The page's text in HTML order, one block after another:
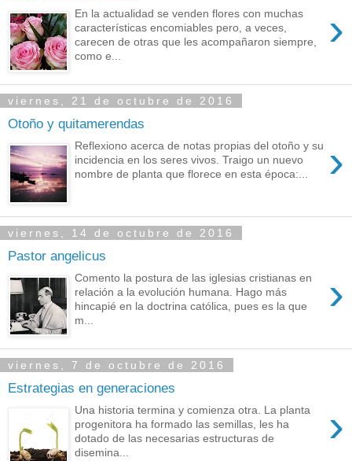
›
En la actualidad se venden flores con muchas
características encomiables pero, a veces,
carecen de otras que les acompañaron siempre,
como e...
viernes, 21 de octubre de 2016
Otoño y quitamerendas
›
Reflexiono acerca de notas propias del otoño y su
incidencia en los seres vivos. Traigo un nuevo
nombre de planta que florece en esta época:...
viernes, 14 de octubre de 2016
Pastor angelicus
›
Comento la postura de las iglesias cristianas en
relación a la evolución humana. Hago más
hincapié en la doctrina católica, pues es la que
m...
viernes, 7 de octubre de 2016
Estrategias en generaciones
›
Una historia termina y comienza otra. La planta
progenitora ha formado las semillas, les ha
dotado de las necesarias estructuras de
disemina...